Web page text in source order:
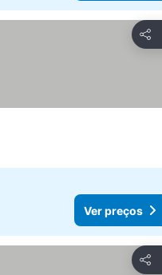
Ver preços